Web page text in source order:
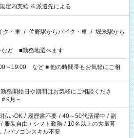
定内支給 ※派遣先による
ク・車 / 佐野駅からバイク・車 / 堀米駅から
など ■勤務地選べます
■ 他の時間帯もお気軽にご相
開始日や期間はお気軽にご相談くださ
9月～
払いOK / 履歴書不要 / 40～50代活躍中 / 副
/ 服装自由 / シフト勤務 / 10名以上の大量募
/ パソコンスキル不要